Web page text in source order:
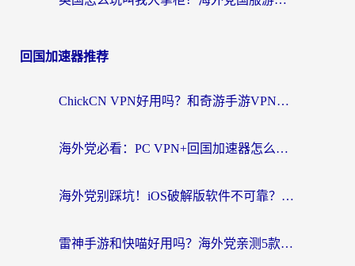
回国加速器推荐
ChickCN VPN好用吗？和奇游手游VPN对比哪个回国效果更好？海外党亲测实用指南
海外党必看：PC VPN+回国加速器怎么选？无缝访问国内资源全攻略
海外党别踩坑！iOS破解版软件不可靠？教你选对回国加速器无缝看国内资源
雷神手游和快喵好用吗？海外党亲测5款回国加速器，附斧牛Bling对比+微信视频号解决办法